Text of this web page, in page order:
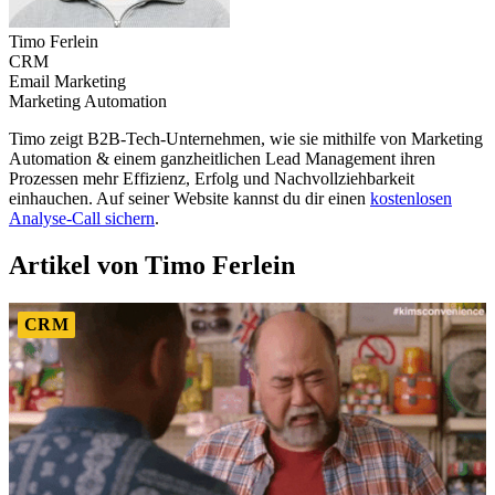
Timo Ferlein
CRM
Email Marketing
Marketing Automation
Timo zeigt B2B-Tech-Unternehmen, wie sie mithilfe von Marketing
Automation & einem ganzheitlichen Lead Management ihren
Prozessen mehr Effizienz, Erfolg und Nachvollziehbarkeit
einhauchen. Auf seiner Website kannst du dir einen kostenlosen
Analyse-Call sichern.
Artikel von Timo Ferlein
CRM